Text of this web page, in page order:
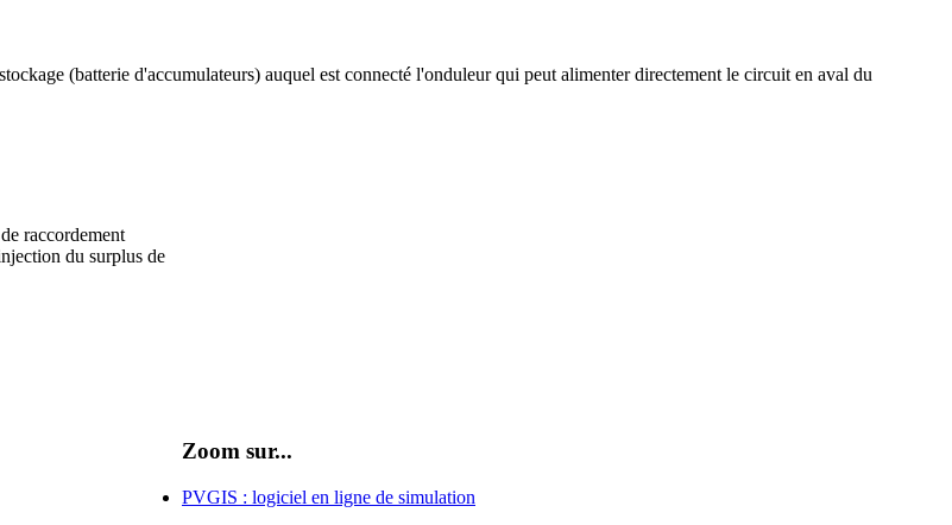
(batterie d'accumulateurs) auquel est connecté l'onduleur qui peut alimenter directement le circuit en aval du
Zoom sur...
PVGIS : logiciel en ligne de simulation